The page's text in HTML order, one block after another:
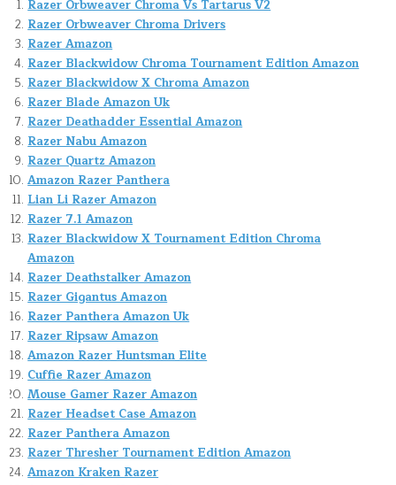
Razer Orbweaver Chroma Vs Tartarus V2
Razer Orbweaver Chroma Drivers
Razer Amazon
Razer Blackwidow Chroma Tournament Edition Amazon
Razer Blackwidow X Chroma Amazon
Razer Blade Amazon Uk
Razer Deathadder Essential Amazon
Razer Nabu Amazon
Razer Quartz Amazon
Amazon Razer Panthera
Lian Li Razer Amazon
Razer 7.1 Amazon
Razer Blackwidow X Tournament Edition Chroma
Amazon
Razer Deathstalker Amazon
Razer Gigantus Amazon
Razer Panthera Amazon Uk
Razer Ripsaw Amazon
Amazon Razer Huntsman Elite
Cuffie Razer Amazon
Mouse Gamer Razer Amazon
Razer Headset Case Amazon
Razer Panthera Amazon
Razer Thresher Tournament Edition Amazon
Amazon Kraken Razer